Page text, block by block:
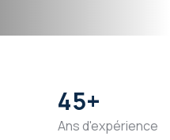
45+
Ans d'expérience